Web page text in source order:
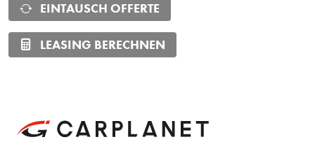
EINTAUSCH OFFERTE
LEASING BERECHNEN